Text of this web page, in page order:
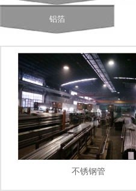
铝箔
不锈钢管